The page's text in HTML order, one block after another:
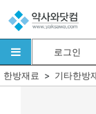
로그인
한방재료 기타한방